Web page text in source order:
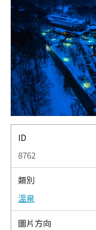
ID
8762
類別
溫泉
圖片方向